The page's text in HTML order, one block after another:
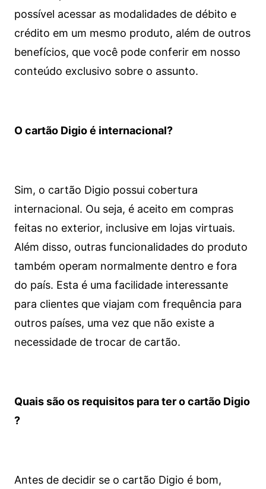
possível acessar as modalidades de débito e
crédito em um mesmo produto, além de outros
benefícios, que você pode conferir em nosso
conteúdo exclusivo sobre o assunto.
O cartão Digio é internacional?
Sim, o cartão Digio possui cobertura
internacional. Ou seja, é aceito em compras
feitas no exterior, inclusive em lojas virtuais.
Além disso, outras funcionalidades do produto
também operam normalmente dentro e fora
do país. Esta é uma facilidade interessante
para clientes que viajam com frequência para
outros países, uma vez que não existe a
necessidade de trocar de cartão.
Quais são os requisitos para ter o cartão Digio
?
Antes de decidir se o cartão Digio é bom,